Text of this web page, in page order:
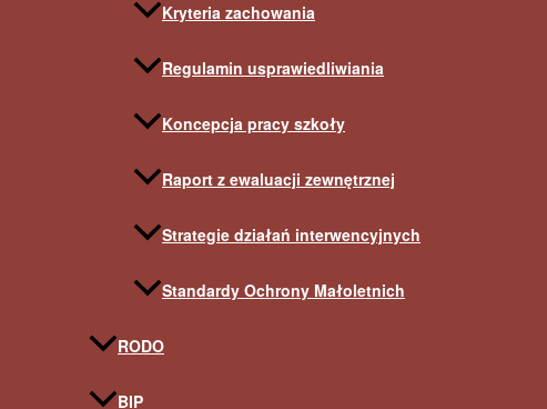
Kryteria zachowania
Regulamin usprawiedliwiania
Koncepcja pracy szkoły
Raport z ewaluacji zewnętrznej
Strategie działań interwencyjnych
Standardy Ochrony Małoletnich
RODO
BIP